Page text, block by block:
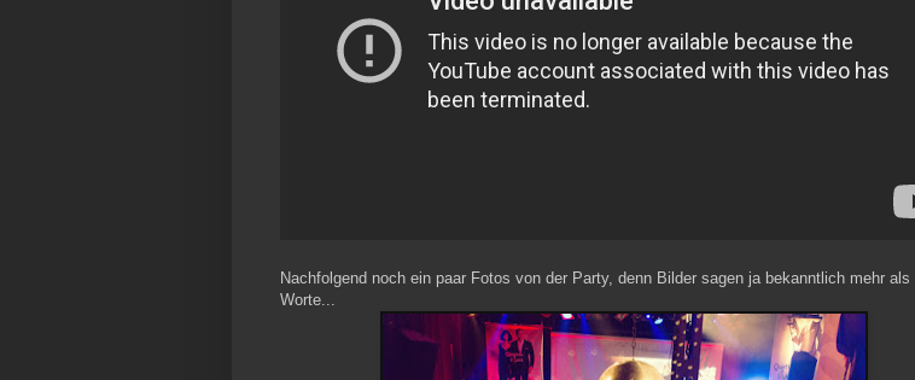
Nachfolgend noch ein paar Fotos von der Party, denn Bilder sagen ja bekanntlich mehr als
Worte...